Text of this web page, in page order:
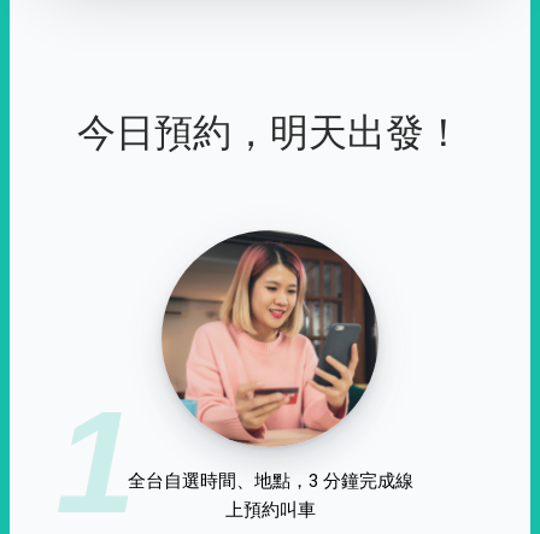
今日預約，明天出發！
1全台自選時間、地點，3 分鐘完成線
上預約叫車